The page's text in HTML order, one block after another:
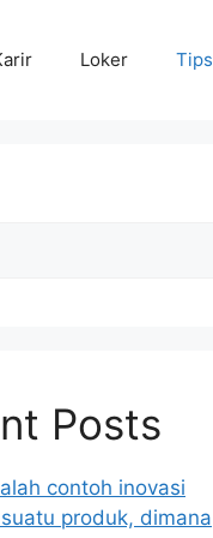
Loker Tips
Posts
contoh inovasi
produk, dimana